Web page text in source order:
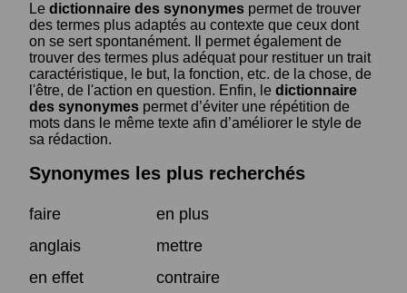
Le dictionnaire des synonymes permet de trouver
des termes plus adaptés au contexte que ceux dont
on se sert spontanément. Il permet également de
trouver des termes plus adéquat pour restituer un trait
caractéristique, le but, la fonction, etc. de la chose, de
l'être, de l'action en question. Enfin, le dictionnaire
des synonymes permet d’éviter une répétition de
mots dans le même texte afin d’améliorer le style de
sa rédaction.
Synonymes les plus recherchés
faire
en plus
anglais
mettre
en effet
contraire